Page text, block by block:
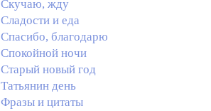
Скучаю, жду
Сладости и еда
Спасибо, благодарю
Спокойной ночи
Старый новый год
Татьянин день
Фразы и цитаты